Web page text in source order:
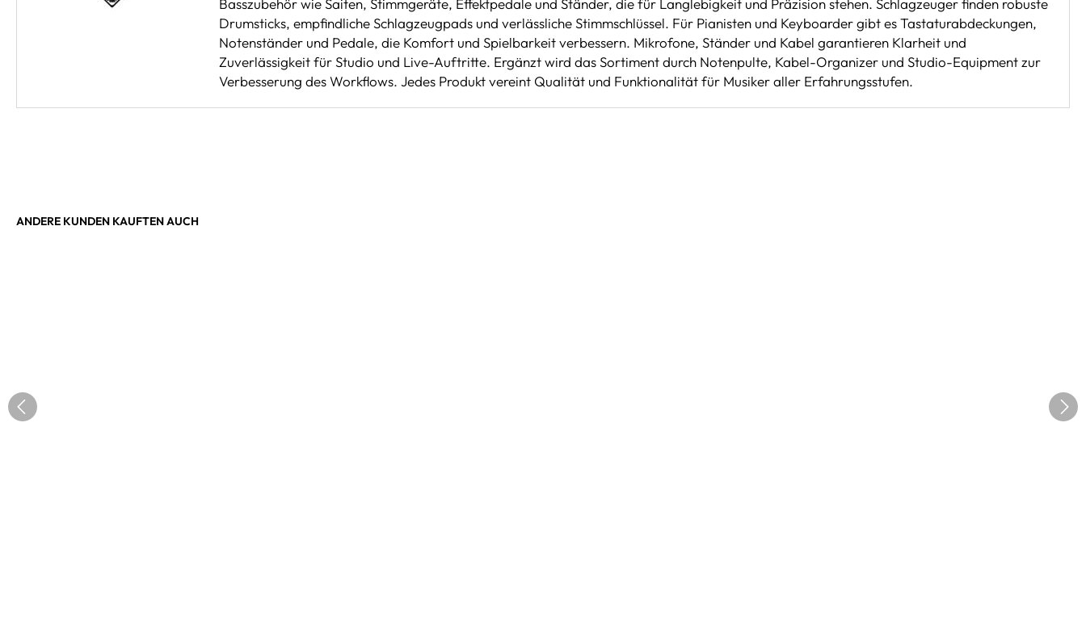
Basszubehör wie Saiten, Stimmgeräte, Effektpedale und Ständer, die für Langlebigkeit und Präzision stehen. Schlagzeuger finden robuste
Drumsticks, empfindliche Schlagzeugpads und verlässliche Stimmschlüssel. Für Pianisten und Keyboarder gibt es Tastaturabdeckungen,
Notenständer und Pedale, die Komfort und Spielbarkeit verbessern. Mikrofone, Ständer und Kabel garantieren Klarheit und
Zuverlässigkeit für Studio und Live-Auftritte. Ergänzt wird das Sortiment durch Notenpulte, Kabel-Organizer und Studio-Equipment zur
Verbesserung des Workflows. Jedes Produkt vereint Qualität und Funktionalität für Musiker aller Erfahrungsstufen.
ANDERE KUNDEN KAUFTEN AUCH